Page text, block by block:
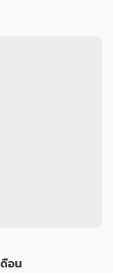
ดือน